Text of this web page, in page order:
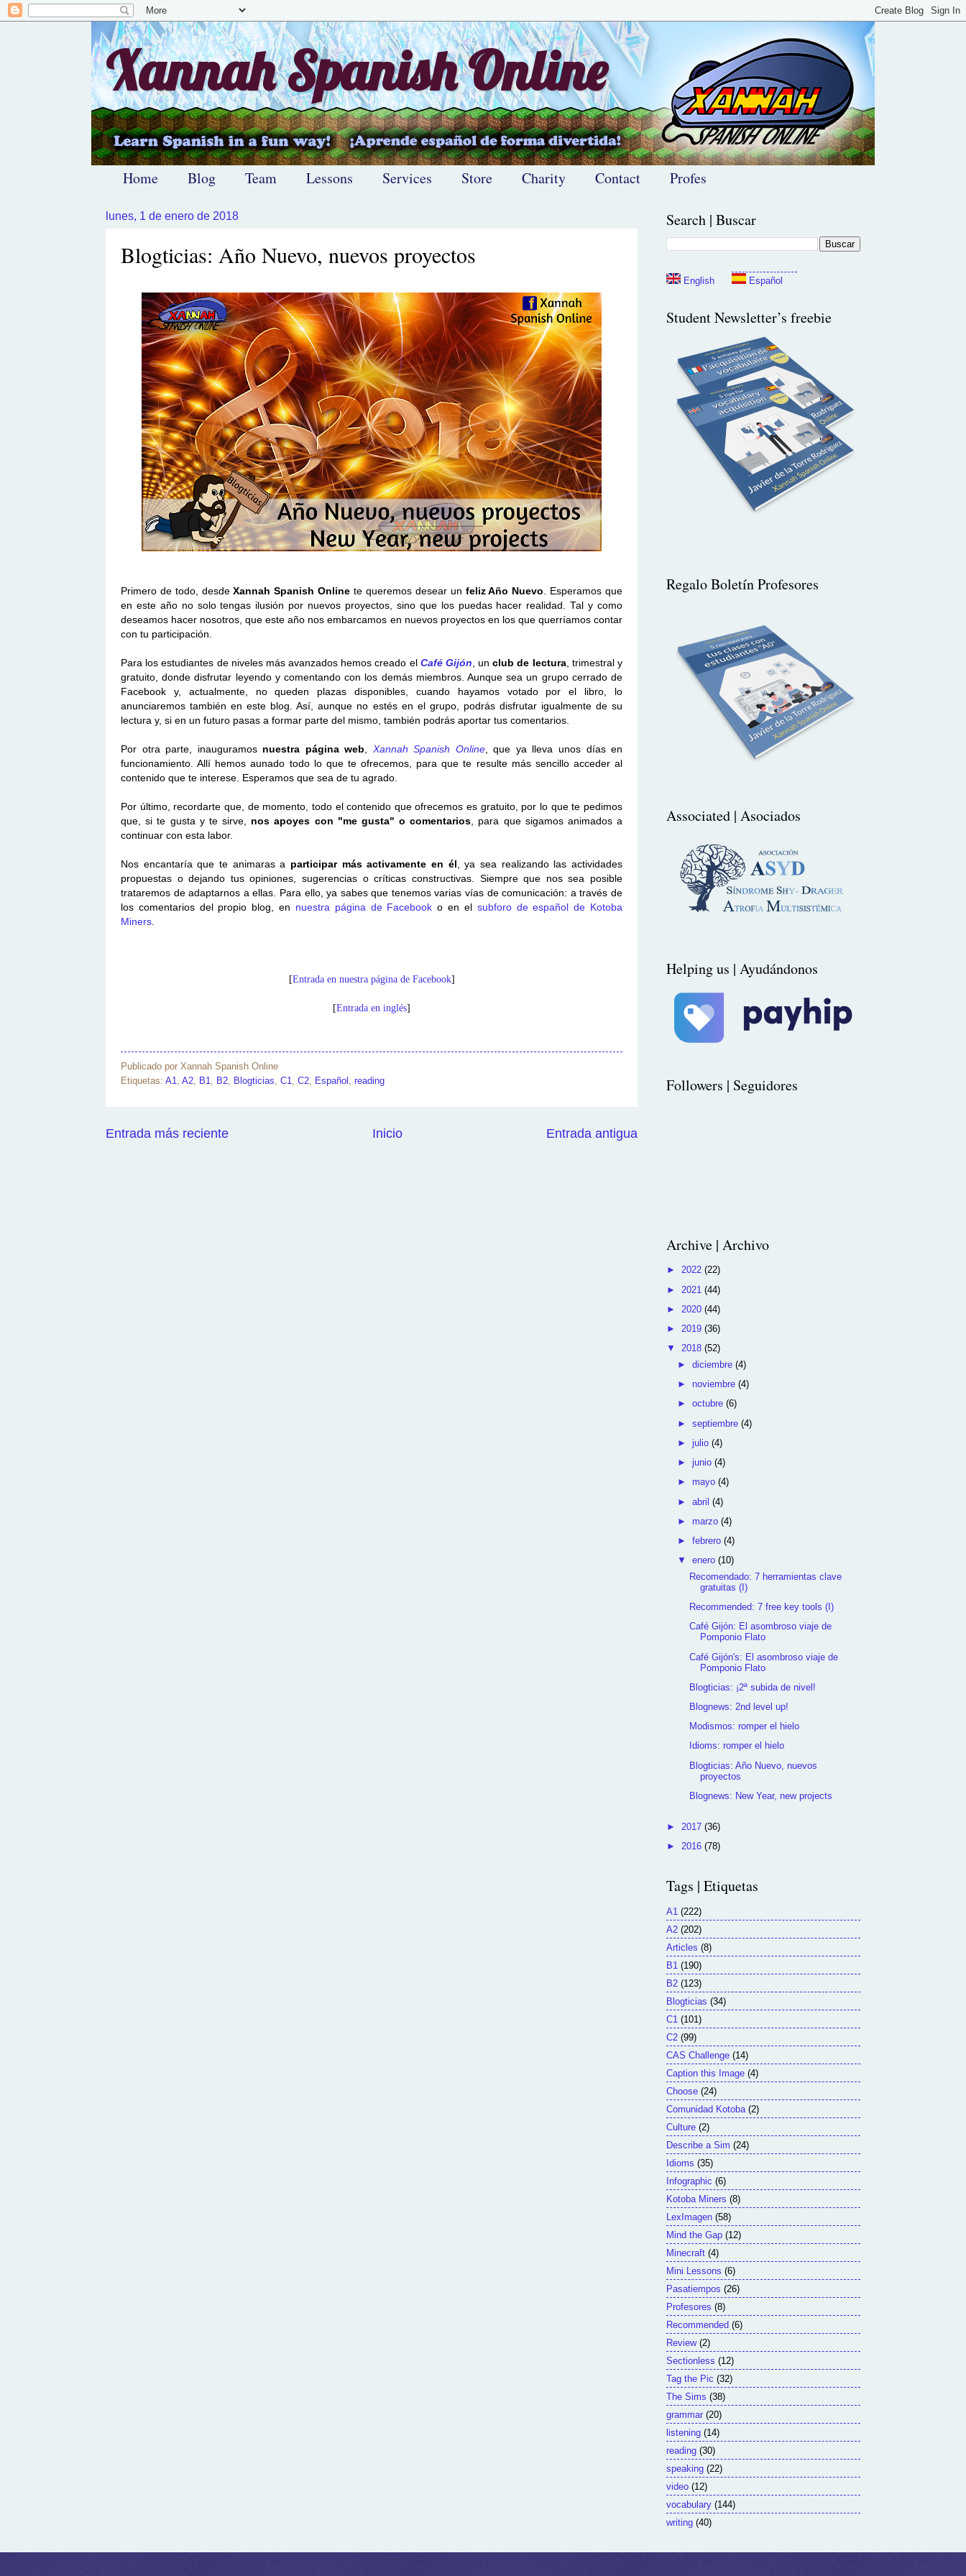
Xannah Spanish Online
Home Blog Team Lessons Services Store Charity Contact Profes
lunes, 1 de enero de 2018
Blogticias: Año Nuevo, nuevos proyectos
Primero de todo, desdeXannah Spanish Online te queremos desear un feliz Año Nuevo . Esperamos que
en este año no solo tengas ilusión por nuevos proyectos, sino que los puedas hacer realidad. Tal y como
deseamos hacer nosotros, que este año nos embarcamos en nuevos proyectos en los que querríamos contar
con tu participación.
Para los estudiantes de niveles más avanzados hemos creado el Café Gijón , unclub de lectura, trimestral y
gratuito, donde disfrutar leyendo y comentando con los demás miembros. Aunque sea un grupo cerrado de
Facebook y, actualmente, no queden plazas disponibles, cuando hayamos votado por el libro, lo
anunciaremos también en este blog. Así, aunque no estés en el grupo, podrás disfrutar igualmente de su
lectura y, si en un futuro pasas a formar parte del mismo, también podrás aportar tus comentarios.
Por otra parte, inauguramos nuestra página web Xannah Spanish Online, que ya lleva unos días en
funcionamiento. Allí hemos aunado todo lo que te ofrecemos, para que te resulte más sencillo acceder al
contenido que te interese. Esperamos que sea de tu agrado.
Por último, recordarte que, de momento, todo el contenido que ofrecemos es gratuito, por lo que te pedimos
que, si te gusta y te sirve, nos apoyes con "me gusta" o comentarios , para que sigamos animados a
continuar con esta labor.
Nos encantaría que te animaras a participar más activamente en él
, ya sea realizando las actividades
propuestas o dejando tus opiniones, sugerencias o críticas constructivas. Siempre que nos sea posible
trataremos de adaptarnos a ellas. Para ello, ya sabes que tenemos varias vías de comunicación: a través de
los comentarios del propio blog, en nuestra página de Facebook o en el subforo de español de Kotoba
Miners
[Entrada en nuestra página de Facebook]
[Entrada en inglés]
Publicado por Xannah Spanish Online
Etiquetas: A1 A2 B1 B2 Blogticias C1 C2 Español reading
Entrada más reciente Entrada antigua
Inicio
Search | Buscar
English Español
Student Newsletter’s freebie
Regalo Boletín Profesores
Associated | Asociados
Helping us | Ayudándonos
Followers | Seguidores
Archive | Archivo
► 2022 (22)
► 2021 (44)
► 2020 (44)
► 2019 (36)
▼ 2018 (52)
►diciembre(4)
► noviembre(4)
►octubre(6)
►septiembre(4)
►julio(4)
►junio(4)
► mayo(4)
►abril(4)
► marzo(4)
►febrero(4)
▼enero(10)
Recomendado: 7 herramientas clave
gratuitas (I)
Recommended: 7 free key tools (I)
Café Gijón: El asombroso viaje de
Pomponio Flato
Café Gijón's: El asombroso viaje de
Pomponio Flato
Blogticias: ¡2ª subida de nivel!
Blognews: 2nd level up!
Modismos: romper el hielo
Idioms: romper el hielo
Blogticias: Año Nuevo, nuevos
proyectos
Blognews: New Year, new projects
► 2017 (36)
► 2016 (78)
Tags | Etiquetas
A1 (222)
A2 (202)
Articles (8)
B1 (190)
B2 (123)
Blogticias (34)
C1 (101)
C2 (99)
CAS Challenge (14)
Caption this Image (4)
Choose (24)
Comunidad Kotoba (2)
Culture (2)
Describe a Sim (24)
Idioms (35)
Infographic (6)
Kotoba Miners (8)
LexImagen (58)
Mind the Gap (12)
Minecraft (4)
Mini Lessons (6)
Pasatiempos (26)
Profesores (8)
Recommended (6)
Review (2)
Sectionless (12)
Tag the Pic (32)
The Sims (38)
grammar (20)
listening (14)
reading (30)
speaking (22)
video (12)
vocabulary (144)
writing (40)